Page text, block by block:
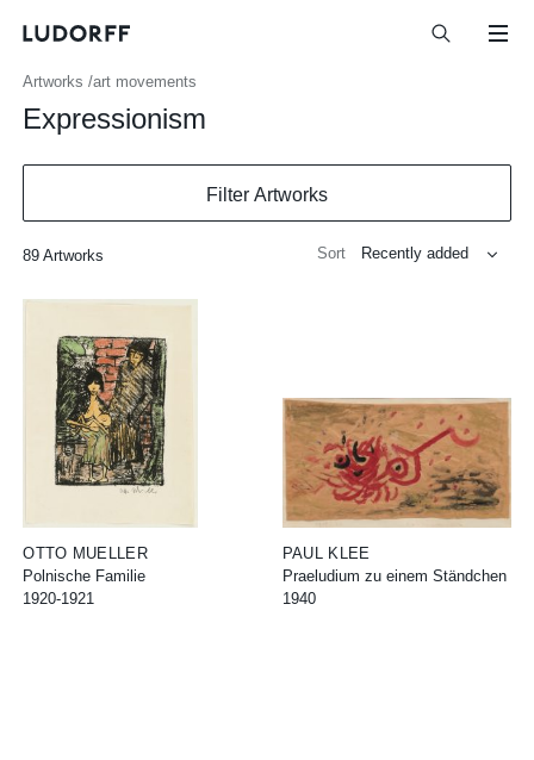
Artworks art movements
Expressionism
Filter Artworks
89 Artworks Sort
OTTO MUELLER
Polnische Familie
1920-1921
PAUL KLEE
Praeludium zu einem Ständchen
1940